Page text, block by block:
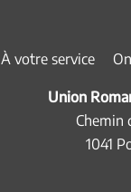
À votre service
Union
Chemin
1041